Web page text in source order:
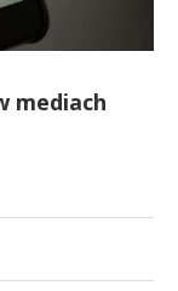
mediach